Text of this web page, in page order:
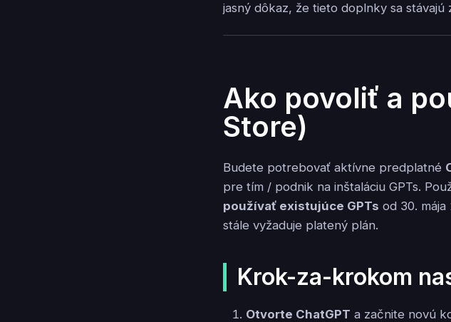
jasný dôkaz, že tieto doplnky sa
Ako povoliť a
Store)
Budete potrebovať aktívne predplatné
pre tím / podnik na inštaláciu GPTs.
používať existujúce GPTs od 30.
stále vyžaduje platený plán.
Krok-za-krokom
Otvorte ChatGPT a začnite novú